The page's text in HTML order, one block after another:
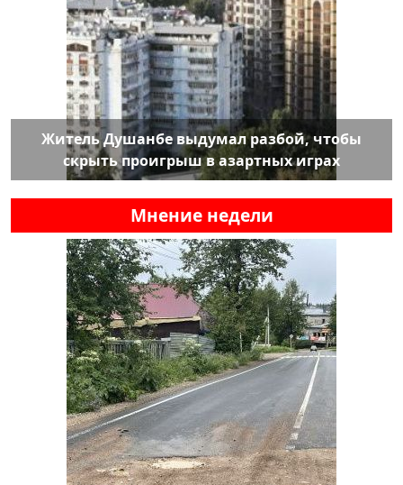
Житель Душанбе выдумал разбой, чтобы
скрыть проигрыш в азартных играх
Мнение недели